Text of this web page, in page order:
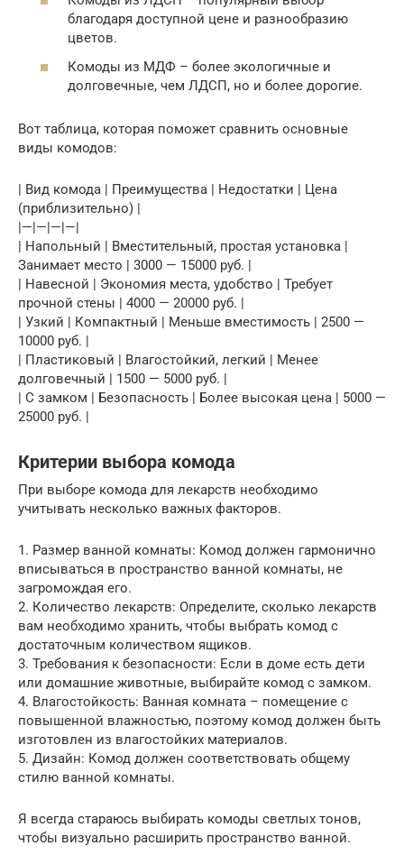
благодаря доступной цене и разнообразию
цветов.
Комоды из МДФ – более экологичные и
долговечные, чем ЛДСП, но и более дорогие.
Вот таблица, которая поможет сравнить основные
виды комодов:
| Вид комода | Преимущества | Недостатки | Цена
(приблизительно) |
|—|—|—|—|
| Напольный | Вместительный, простая установка |
Занимает место | 3000 — 15000 руб. |
| Навесной | Экономия места, удобство | Требует
прочной стены | 4000 — 20000 руб. |
| Узкий | Компактный | Меньше вместимость | 2500 —
10000 руб. |
| Пластиковый | Влагостойкий, легкий | Менее
долговечный | 1500 — 5000 руб. |
| С замком | Безопасность | Более высокая цена | 5000 —
25000 руб. |
Критерии выбора комода
При выборе комода для лекарств необходимо
учитывать несколько важных факторов.
1. Размер ванной комнаты: Комод должен гармонично
вписываться в пространство ванной комнаты, не
загромождая его.
2. Количество лекарств: Определите, сколько лекарств
вам необходимо хранить, чтобы выбрать комод с
достаточным количеством ящиков.
3. Требования к безопасности: Если в доме есть дети
или домашние животные, выбирайте комод с замком.
4. Влагостойкость: Ванная комната – помещение с
повышенной влажностью, поэтому комод должен быть
изготовлен из влагостойких материалов.
5. Дизайн: Комод должен соответствовать общему
стилю ванной комнаты.
Я всегда стараюсь выбирать комоды светлых тонов,
чтобы визуально расширить пространство ванной.